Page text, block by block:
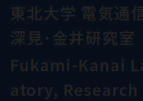
東北大学 電気通
深見･金井研究室
Fukami-Kanai
atory,